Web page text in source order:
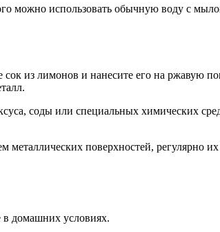
можно использовать обычную воду с
из лимонов и нанесите его на ржавую
соды или специальных химических
поверхностей, регулярно
в домашних условиях.